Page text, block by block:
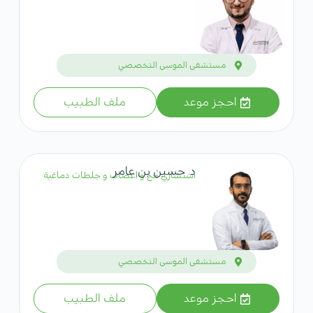
مستشفى الموسى التخصصي
احجز موعد ملف الطبيب
د. حسين بن عامر
استشاري مخ و اعصاب و جلطات دماغية
مستشفى الموسى التخصصي
احجز موعد ملف الطبيب